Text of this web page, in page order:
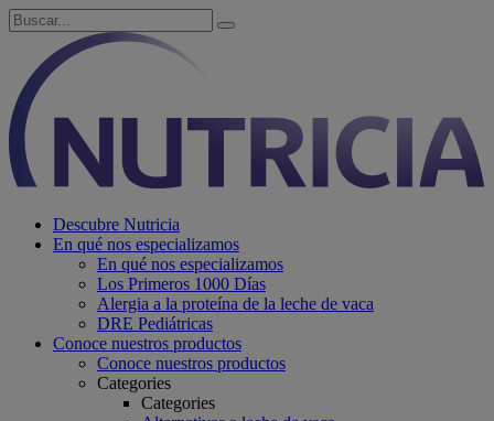
Descubre Nutricia
En qué nos especializamos
En qué nos especializamos
Los Primeros 1000 Días
Alergia a la proteína de la leche de vaca
DRE Pediátricas
Conoce nuestros productos
Conoce nuestros productos
Categories
Categories